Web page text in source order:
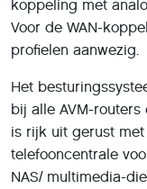
koppeling met
Voor de WAN-
profielen aanwezig.
Het
bij alle AVM-routers
is rijk uit gerust met
telefooncentrale
NAS/ multimedia-